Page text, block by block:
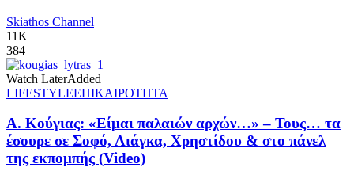
Skiathos Channel
11K
384
Watch LaterAdded
LIFESTYLEΕΠΙΚΑΙΡΟΤΗΤΑ
Α. Κούγιας: «Είμαι παλαιών αρχών…» – Τους… τα
έσουρε σε Σοφό, Λιάγκα, Χρηστίδου & στο πάνελ
της εκπομπής (Video)